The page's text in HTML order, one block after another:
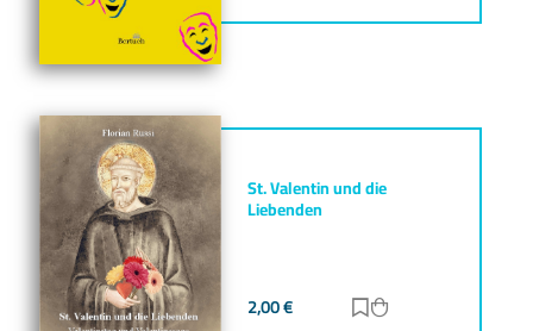
St. Valentin und die
Liebenden
2,00€ Zur Merkliste